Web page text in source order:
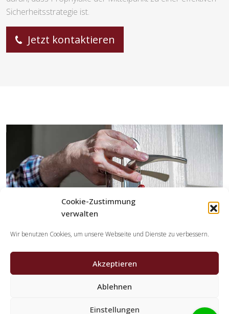
Cookie-Zustimmung
verwalten
Wir benutzen Cookies, um unsere Webseite und Dienste zu verbessern.
Akzeptieren
Ablehnen
Einstellungen
Sicherheitsstrategie ist.
Jetzt kontaktieren
Welche Aufgaben erledigen die Partner der